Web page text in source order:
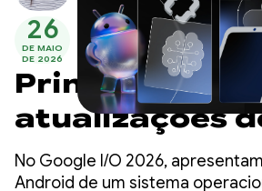
26
DE MAIO
DE 2026
Principais
atualizações
Android para
No Google I/O 2026,
Android de um sistema